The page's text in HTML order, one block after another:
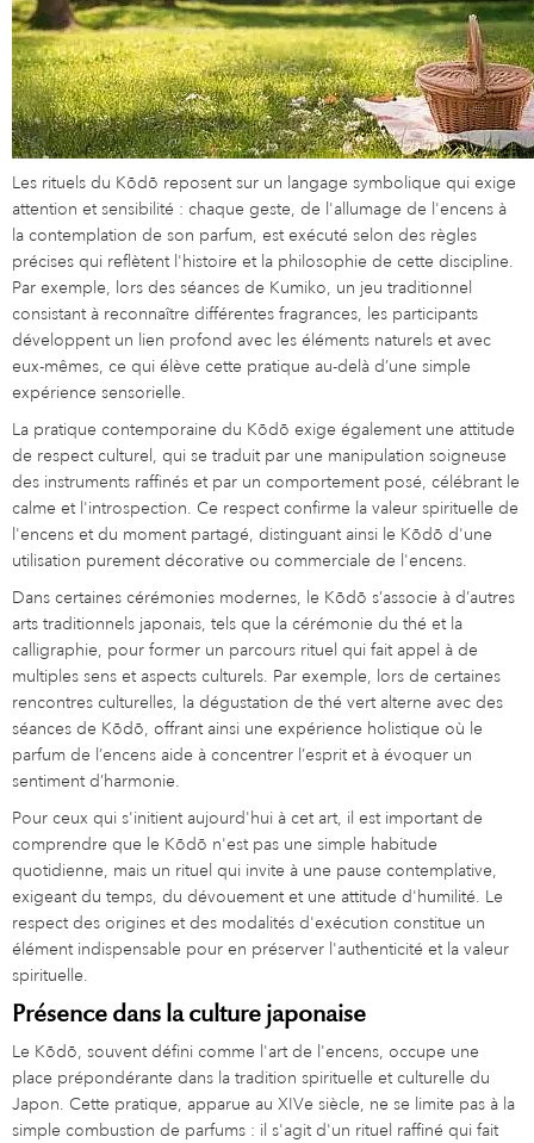
Les rituels du Kōdō reposent sur un langage symbolique qui exige
attention et sensibilité : chaque geste, de l'allumage de l'encens à
la contemplation de son parfum, est exécuté selon des règles
précises qui reflètent l'histoire et la philosophie de cette discipline.
Par exemple, lors des séances de Kumiko, un jeu traditionnel
consistant à reconnaître différentes fragrances, les participants
développent un lien profond avec les éléments naturels et avec
eux-mêmes, ce qui élève cette pratique au-delà d’une simple
expérience sensorielle.
La pratique contemporaine du Kōdō exige également une attitude
de respect culturel, qui se traduit par une manipulation soigneuse
des instruments raffinés et par un comportement posé, célébrant le
calme et l'introspection. Ce respect confirme la valeur spirituelle de
l'encens et du moment partagé, distinguant ainsi le Kōdō d'une
utilisation purement décorative ou commerciale de l'encens.
Dans certaines cérémonies modernes, le Kōdō s’associe à d’autres
arts traditionnels japonais, tels que la cérémonie du thé et la
calligraphie, pour former un parcours rituel qui fait appel à de
multiples sens et aspects culturels. Par exemple, lors de certaines
rencontres culturelles, la dégustation de thé vert alterne avec des
séances de Kōdō, offrant ainsi une expérience holistique où le
parfum de l’encens aide à concentrer l’esprit et à évoquer un
sentiment d’harmonie.
Pour ceux qui s'initient aujourd'hui à cet art, il est important de
comprendre que le Kōdō n'est pas une simple habitude
quotidienne, mais un rituel qui invite à une pause contemplative,
exigeant du temps, du dévouement et une attitude d'humilité. Le
respect des origines et des modalités d'exécution constitue un
élément indispensable pour en préserver l'authenticité et la valeur
spirituelle.
Présence dans la culture japonaise
Le Kōdō, souvent défini comme l'art de l'encens, occupe une
place prépondérante dans la tradition spirituelle et culturelle du
Japon. Cette pratique, apparue au XIVe siècle, ne se limite pas à la
simple combustion de parfums : il s'agit d'un rituel raffiné qui fait